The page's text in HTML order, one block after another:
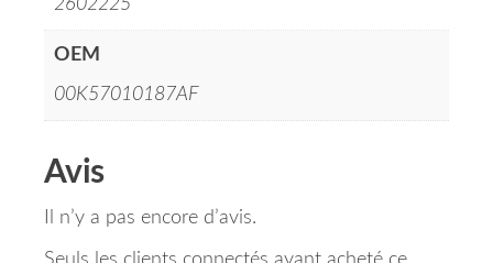
2602225
OEM
00K57010187AF
Avis
Il n’y a pas encore d’avis.